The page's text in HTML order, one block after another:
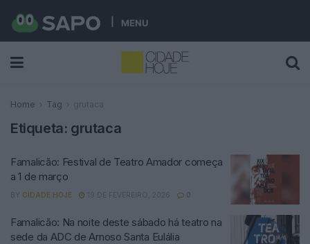
MENU
Home Tag grutaca
Etiqueta: grutaca
Famalicão: Festival de Teatro Amador começa
a 1 de março
BY CIDADE HOJE 19 DE FEVEREIRO, 2026 0
Famalicão: Na noite deste sábado há teatro na
sede da ADC de Arnoso Santa Eulália